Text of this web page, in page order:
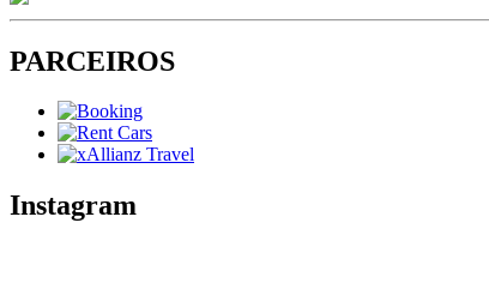
PARCEIROS
Instagram